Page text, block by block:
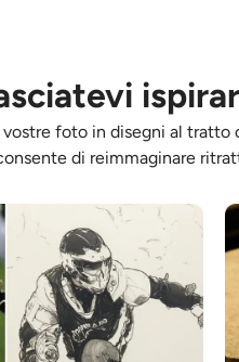
foto in disegni al tratto
di reimmaginare